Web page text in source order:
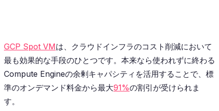
GCP Spot VMは、クラウドインフラのコスト削減において
最も効果的な手段のひとつです。本来なら使われずに終わる
Compute Engineの余剰キャパシティを活用することで、標
準のオンデマンド料金から最大91%の割引が受けられま
す。